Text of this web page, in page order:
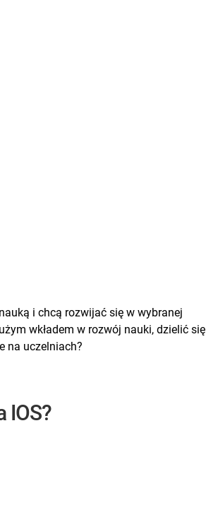
i chcą rozwijać się w wybranej
wkładem w rozwój nauki, dzielić się
na uczelniach?
IOS?